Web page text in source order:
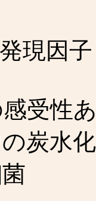
現因
受性
炭水